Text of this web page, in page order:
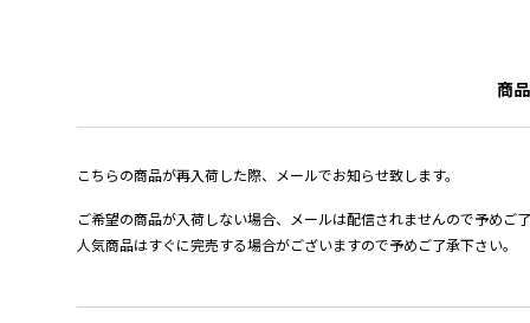
商
こちらの商品が再入荷した際、メールでお知らせ致します。
ご希望の商品が入荷しない場合、メールは配信されませんので予めご
人気商品はすぐに完売する場合がございますので予めご了承下さい。